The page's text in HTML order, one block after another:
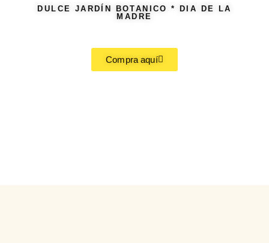
Compra aquí
DULCE JARDÍN BOTANICO * DIA DE LA
MADRE